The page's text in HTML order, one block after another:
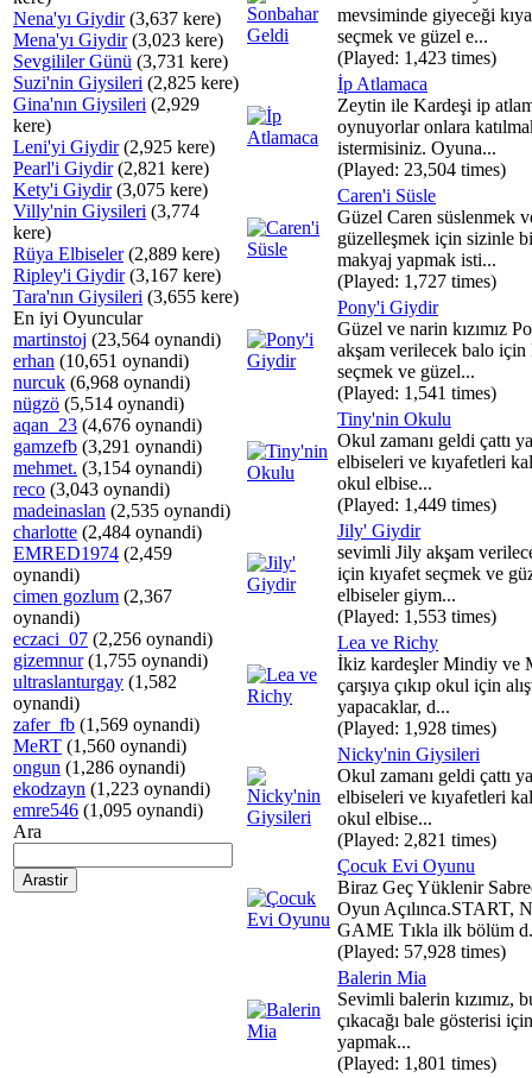
Nena'yı Giydir(3,637 kere)
Mena'yı Giydir(3,023 kere)
Sevgililer Günü (3,731 kere)
Suzi'nin Giysileri (2,825 kere)
Gina'nın Giysileri (2,929
kere)
Leni'yi Giydir(2,925 kere)
Pearl'i Giydir(2,821 kere)
Kety'i Giydir(3,075 kere)
Villy'nin Giysileri (3,774
kere)
Rüya Elbiseler(2,889 kere)
Ripley'i Giydir(3,167 kere)
Tara'nın Giysileri (3,655 kere)
En iyi Oyuncular
martinstoj (23,564 oynandi)
erhan (10,651 oynandi)
nurcuk (6,968 oynandi)
nügzö (5,514 oynandi)
aqan_23 (4,676 oynandi)
gamzefb (3,291 oynandi)
mehmet. (3,154 oynandi)
reco (3,043 oynandi)
madeinaslan (2,535 oynandi)
charlotte (2,484 oynandi)
EMRED1974 (2,459
oynandi)
cimen gozlum (2,367
oynandi)
eczaci_07 (2,256 oynandi)
gizemnur(1,755 oynandi)
ultraslanturgay (1,582
oynandi)
zafer_fb (1,569 oynandi)
MeRT (1,560 oynandi)
ongun (1,286 oynandi)
ekodzayn (1,223 oynandi)
emre546 (1,095 oynandi)
Ara
mevsiminde giyeceği
seçmek ve güzel e...
(Played: 1,423 times)
İp Atlamaca
Zeytin ile Kardeşi ip
oynuyorlar onlara
istermisiniz. Oyuna...
(Played: 23,504 times)
Caren'i Süsle
Güzel Caren süslenmek
güzelleşmek için sizinle
makyaj yapmak isti...
(Played: 1,727 times)
Pony'i Giydir
Güzel ve narin kızımız
akşam verilecek balo için
seçmek ve güzel...
(Played: 1,541 times)
Tiny'nin Okulu
Okul zamanı geldi çattı
elbiseleri ve kıyafetleri
okul elbise...
(Played: 1,449 times)
Jily' Giydir
sevimli Jily akşam
için kıyafet seçmek ve
elbiseler giym...
(Played: 1,553 times)
Lea ve Richy
İkiz kardeşler Mindiy ve
çarşıya çıkıp okul için
yapacaklar, d...
(Played: 1,928 times)
Nicky'nin Giysileri
Okul zamanı geldi çattı
elbiseleri ve kıyafetleri
okul elbise...
(Played: 2,821 times)
Çocuk Evi Oyunu
Biraz Geç Yüklenir
Oyun Açılınca.START,
GAME Tıkla ilk bölüm
(Played: 57,928 times)
Balerin Mia
Sevimli balerin kızımız,
çıkacağı bale gösterisi
yapmak...
(Played: 1,801 times)